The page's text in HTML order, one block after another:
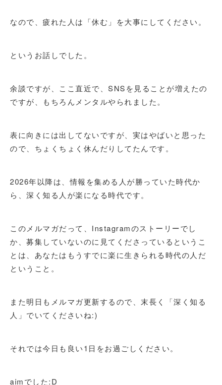
なので、疲れた人は「休む」を大事にしてください。
というお話しでした。
余談ですが、ここ直近で、SNSを見ることが増えたの
ですが、もちろんメンタルやられました。
表に向きには出してないですが、実はやばいと思った
ので、ちょくちょく休んだりしてたんです。
2026年以降は、情報を集める人が勝っていた時代か
ら、深く知る人が楽になる時代です。
このメルマガだって、Instagramのストーリーでし
か、募集していないのに見てくださっているというこ
とは、あなたはもうすでに楽に生きられる時代の人だ
ということ。
また明日もメルマガ更新するので、末長く「深く知る
人」でいてくださいね:)
それでは今日も良い1日をお過ごしください。
aimでした:D